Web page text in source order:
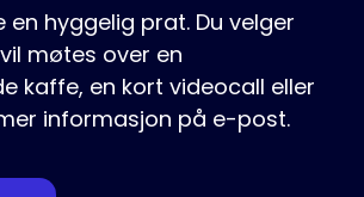
en hyggelig prat. Du velger
møtes over en
kaffe, en kort videocall eller
informasjon på e-post.